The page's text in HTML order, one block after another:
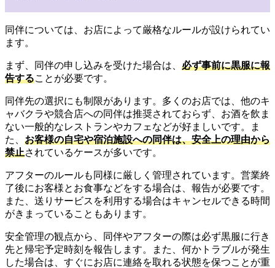
同伴については、お店によって厳格なルールが設けられてい
ます。
まず、同伴の申し込みを受けた場合は、 必ず事前に黒服に報
告することが必要です。
同伴先の選択にも制限があります。多くのお店では、他のキ
ャバクラや競合店への同伴は推奨されておらず、お酒を飲ま
ない一般的なレストランやカフェなどが好ましいです。ま
た、 お客様の自宅や宿泊施設への同伴は、安全上の理由から
禁止されているケースが多いです。
アフターのルールも同様に厳しく管理されています。営業終
了後にお客様とお食事などをする場合は、報告が必要です。
また、送りサービスを利用する場合はキャンセルできる時間
がきまっていることもあります。
安全管理の観点から、同伴やアフターの際は必ず黒服に行き
先と帰宅予定時刻を報告します。また、何かトラブルが発生
した場合は、すぐにお店に連絡を取れる状態を保つことが重